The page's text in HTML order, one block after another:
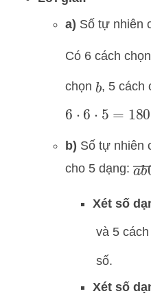
a) Số tự nhiên
Có 6 cách chọn
chọn b, 5 cách
6 ⋅6⋅ 5 = 180
b) Số tự nhiên
cho 5 dạng: ab
Xét số
và 5
số.
Xét số